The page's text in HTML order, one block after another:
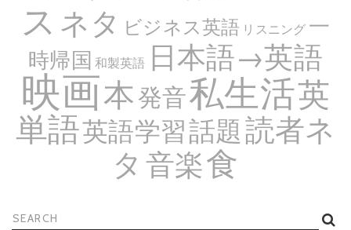
ス ネタ ビジネス英語 リスニング 一
時帰国 和製英語 日本語→英語
映画本発音私生活英
単語英語学習話題読者ネ
タ 音楽食